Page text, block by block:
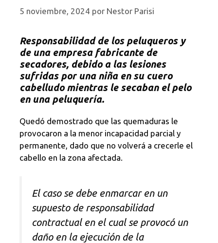
5 noviembre, 2024 por Nestor Parisi
Responsabilidad de los peluqueros y
de una empresa fabricante de
secadores, debido a las lesiones
sufridas por una niña en su cuero
cabelludo mientras le secaban el pelo
en una peluquería.
Quedó demostrado que las quemaduras le
provocaron a la menor incapacidad parcial y
permanente, dado que no volverá a crecerle el
cabello en la zona afectada.
El caso se debe enmarcar en un
supuesto de responsabilidad
contractual en el cual se provocó un
daño en la ejecución de la